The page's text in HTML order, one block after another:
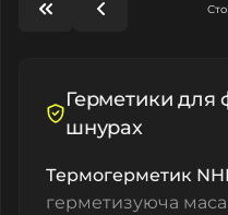
Герметики для
шнурах
Термогерметик
герметизуюча